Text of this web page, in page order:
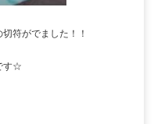
符がでました！！
す☆